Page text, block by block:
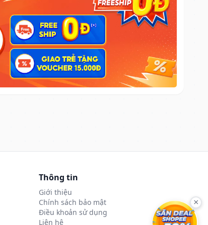
Thông tin
Giới thiệu
Chính sách bảo mật
Điều khoản sử dụng
Liên hệ
×